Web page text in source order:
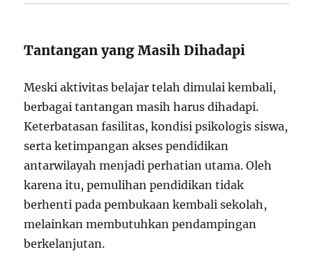
Tantangan yang Masih Dihadapi
Meski aktivitas belajar telah dimulai kembali,
berbagai tantangan masih harus dihadapi.
Keterbatasan fasilitas, kondisi psikologis siswa,
serta ketimpangan akses pendidikan
antarwilayah menjadi perhatian utama. Oleh
karena itu, pemulihan pendidikan tidak
berhenti pada pembukaan kembali sekolah,
melainkan membutuhkan pendampingan
berkelanjutan.